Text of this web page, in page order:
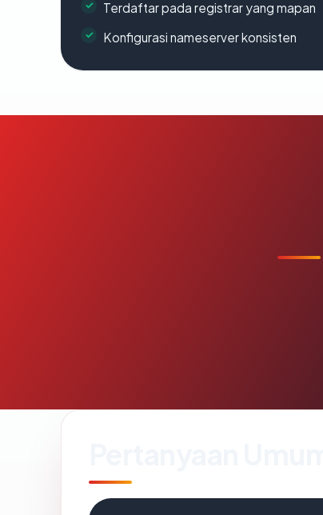
Terdaftar pada registrar yang mapan
Konfigurasi nameserver konsisten